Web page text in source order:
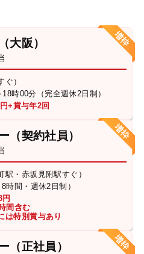
大阪）
ぐ）
時00分（完全週休2日制）
+賞与年2回
（契約社員）
駅・赤坂見附駅すぐ）
時間・週休2日制）
間含む
は特別賞与あり
（正社員）